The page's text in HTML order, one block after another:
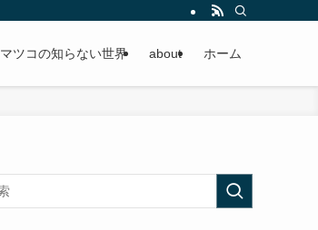
マツコの知らない世界 about ホーム